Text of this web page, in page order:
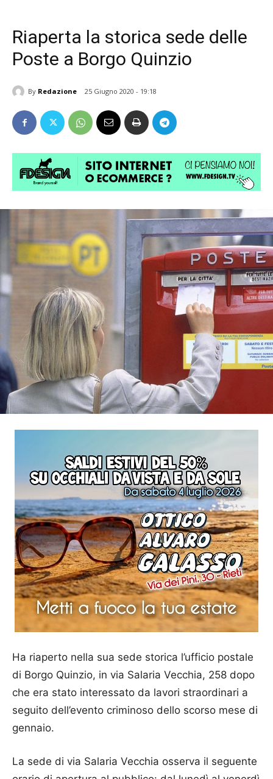
Riaperta la storica sede delle
Poste a Borgo Quinzio
By Redazione 25 Giugno 2020 - 19:18
Ha riaperto nella sua sede storica l’ufficio postale
di Borgo Quinzio, in via Salaria Vecchia, 258 dopo
che era stato interessato da lavori straordinari a
seguito dell’evento criminoso dello scorso mese di
gennaio.
La sede di via Salaria Vecchia osserva il seguente